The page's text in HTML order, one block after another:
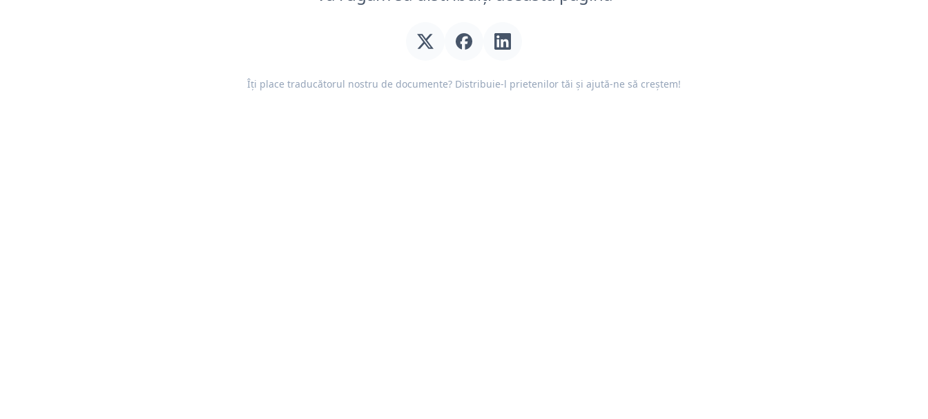
Îți place traducătorul nostru de documente? Distribuie-l prietenilor tăi și ajută-ne să creștem!